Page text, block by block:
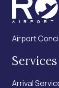
Airport
Services
Arrival